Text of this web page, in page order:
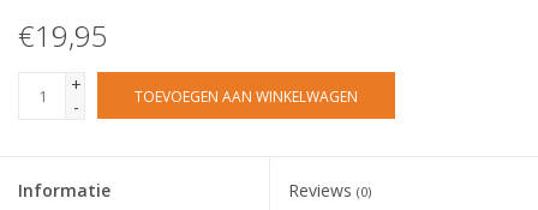
€19,95
+
-
TOEVOEGEN AAN WINKELWAGEN
Informatie Reviews (0)